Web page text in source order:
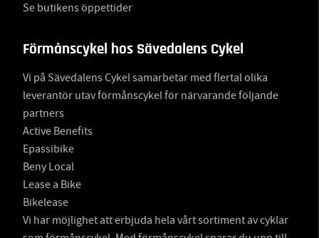
Se butikens öppettider
Förmånscykel hos Sävedalens Cykel
Vi på Sävedalens Cykel samarbetar med flertal olika
leverantör utav förmånscykel för närvarande följande
partners
Active Benefits
Epassibike
Beny Local
Lease a Bike
Bikelease
Vi har möjlighet att erbjuda hela vårt sortiment av cyklar